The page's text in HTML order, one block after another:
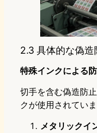
2.3 具体的な偽造
特殊インクによる
切手を含む偽造防
クが使用されていま
メタリックイ